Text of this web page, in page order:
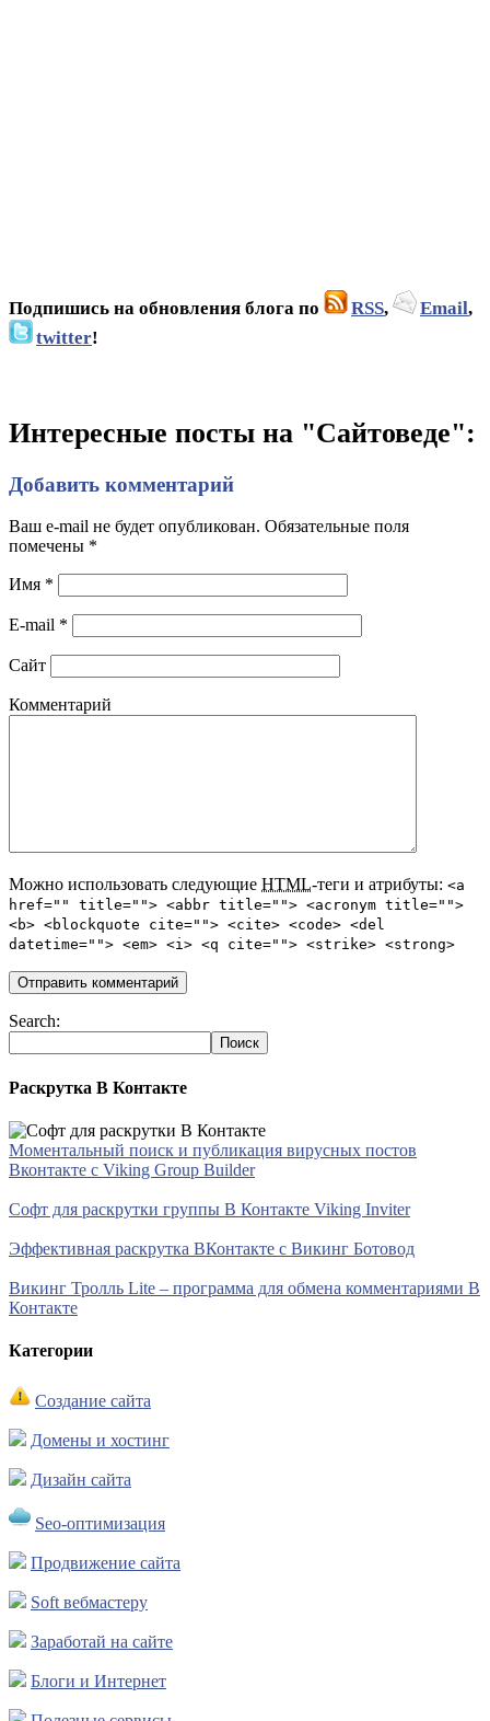
Подпишись на обновления блога по RSS, Email,
twitter!
Интересные посты на "Сайтоведе":
Добавить комментарий
Ваш e-mail не будет опубликован. Обязательные поля
помечены *
Имя *
E-mail *
Сайт
Комментарий
Можно использовать следующие HTML-теги и атрибуты: <a
href="" title=""> <abbr title=""> <acronym title="">
<b> <blockquote cite=""> <cite> <code> <del
datetime=""> <em> <i> <q cite=""> <strike> <strong>
Search:
Раскрутка В Контакте
Моментальный поиск и публикация вирусных постов
Вконтакте с Viking Group Builder
Софт для раскрутки группы В Контакте Viking Inviter
Эффективная раскрутка ВКонтакте с Викинг Ботовод
Викинг Тролль Lite – программа для обмена комментариями В
Контакте
Категории
Создание сайта
Домены и хостинг
Дизайн сайта
Seo-оптимизация
Продвижение сайта
Soft вебмастеру
Заработай на сайте
Блоги и Интернет